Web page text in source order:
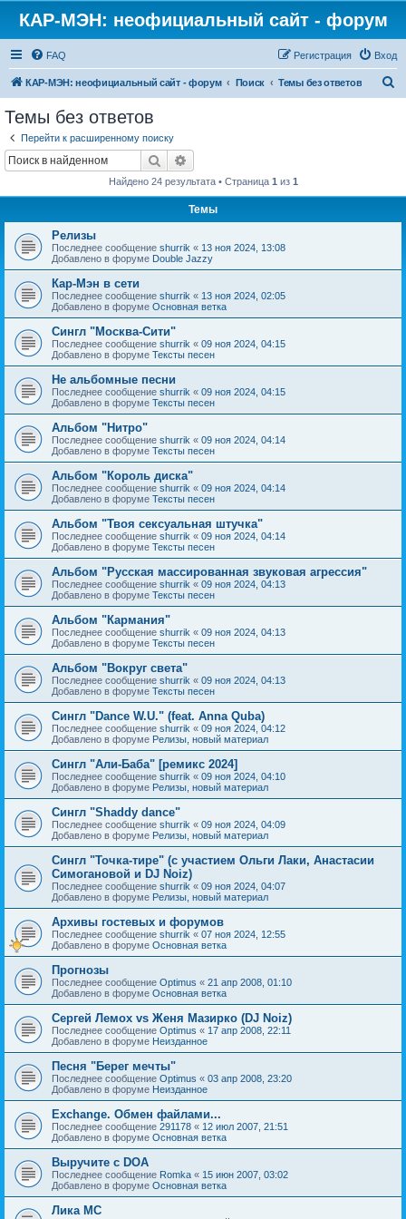
КАР-МЭН: неофициальный сайт - форум
FAQ Вход
Регистрация
КАР-МЭН: неофициальный сайт - форум Поиск Темы без ответов
Темы без ответов
Перейти к расширенному поиску
Поиск
Найдено 24 результата • Страница 1 из 1
Темы
Релизы
Последнее сообщение shurrik « 13 ноя 2024, 13:08
Добавлено в форуме Double Jazzy
Кар-Мэн в сети
Последнее сообщение shurrik « 13 ноя 2024, 02:05
Добавлено в форуме Основная ветка
Сингл "Москва-Сити"
Последнее сообщение shurrik « 09 ноя 2024, 04:15
Добавлено в форуме Тексты песен
Не альбомные песни
Последнее сообщение shurrik « 09 ноя 2024, 04:15
Добавлено в форуме Тексты песен
Альбом "Нитро"
Последнее сообщение shurrik « 09 ноя 2024, 04:14
Добавлено в форуме Тексты песен
Альбом "Король диска"
Последнее сообщение shurrik « 09 ноя 2024, 04:14
Добавлено в форуме Тексты песен
Альбом "Твоя сексуальная штучка"
Последнее сообщение shurrik « 09 ноя 2024, 04:14
Добавлено в форуме Тексты песен
Альбом "Русская массированная звуковая агрессия"
Последнее сообщение shurrik « 09 ноя 2024, 04:13
Добавлено в форуме Тексты песен
Альбом "Кармания"
Последнее сообщение shurrik « 09 ноя 2024, 04:13
Добавлено в форуме Тексты песен
Альбом "Вокруг света"
Последнее сообщение shurrik « 09 ноя 2024, 04:13
Добавлено в форуме Тексты песен
Сингл "Dance W.U." (feat. Anna Quba)
Последнее сообщение shurrik « 09 ноя 2024, 04:12
Добавлено в форуме Релизы, новый материал
Сингл "Али-Баба" [ремикс 2024]
Последнее сообщение shurrik « 09 ноя 2024, 04:10
Добавлено в форуме Релизы, новый материал
Сингл "Shaddy dance"
Последнее сообщение shurrik « 09 ноя 2024, 04:09
Добавлено в форуме Релизы, новый материал
Сингл "Точка-тире" (с участием Ольги Лаки, Анастасии
Симогановой и DJ Noiz)
Последнее сообщение shurrik « 09 ноя 2024, 04:07
Добавлено в форуме Релизы, новый материал
Архивы гостевых и форумов
Последнее сообщение shurrik « 07 ноя 2024, 12:55
Добавлено в форуме Основная ветка
Прогнозы
Последнее сообщение Optimus « 21 апр 2008, 01:10
Добавлено в форуме Основная ветка
Сергей Лемох vs Женя Мазирко (DJ Noiz)
Последнее сообщение Optimus « 17 апр 2008, 22:11
Добавлено в форуме Неизданное
Песня "Берег мечты"
Последнее сообщение Optimus « 03 апр 2008, 23:20
Добавлено в форуме Неизданное
Exchange. Обмен файлами...
Последнее сообщение 291178 « 12 июл 2007, 21:51
Добавлено в форуме Основная ветка
Выручите с DOA
Последнее сообщение Romka « 15 июн 2007, 03:02
Добавлено в форуме Основная ветка
Лика МС